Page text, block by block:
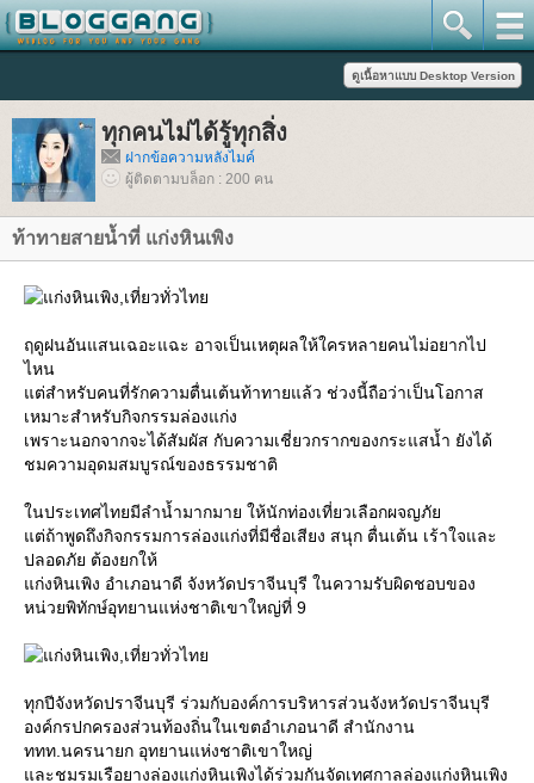
ทุกคนไม่ได้รู้ทุกสิ่ง
ฝากข้อความหลังไมค์
ผู้ติดตามบล็อก : 200 คน
ท้าทายสายน้ำที่ แก่งหินเพิง
ฤดูฝนอันแสนเฉอะแฉะ อาจเป็นเหตุผลให้ใครหลายคนไม่อยากไป
ไหน
ต่สำหรับคนที่รักความตื่นเต้นท้าทายแล้ว ช่วงนี้ถือว่าเป็นโอกาส
เหมาะสำหรับกิจกรรมล่องแก่ง
เพราะนอกจากจะได้สัมผัส กับความเชี่ยวกรากของกระแสน้ำ ยังได้
ชมความอุดมสมบูรณ์ของธรรมชาติ
นประเทศไทยมีลำน้ำมากมาย ให้นักท่องเที่ยวเลือกผจญภั
ต่ถ้าพูดถึงกิจกรรมการล่องแก่งที่มีชื่อเสียง สนุก ตื่นเต้น เร้าใจและ
ปลอดภัย ต้องยกให้
ก่งหินเพิง อำเภอนาดี จังหวัดปราจีนบุรี ในความรับผิดชอบของ
หน่วยพิทักษ์อุทยานแห่งชาติเขาใหญ่ที่ 9
ทุกปีจังหวัดปราจีนบุรี ร่วมกับองค์การบริหารส่วนจังหวัดปราจีนบุรี
องค์กรปกครองส่วนท้องถิ่นในเขตอำเภอนาดี สำนักงาน
ททท.นครนายก อุทยานแห่งชาติเขาใหญ่
ละชมรมเรือยางล่องแก่งหินเพิงได้ร่วมกันจัดเทศกาลล่องแก่งหินเพิง